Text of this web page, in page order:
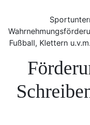
Fußball, Klettern